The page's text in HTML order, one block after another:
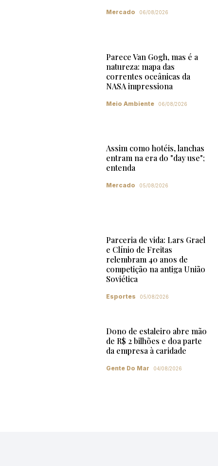
Mercado 06/08/2026
Parece Van Gogh, mas é a
natureza: mapa das
correntes oceânicas da
NASA impressiona
Meio Ambiente 06/08/2026
Assim como hotéis, lanchas
entram na era do "day use";
entenda
Mercado 05/08/2026
Parceria de vida: Lars Grael
e Clínio de Freitas
relembram 40 anos de
competição na antiga União
Soviética
Esportes 05/08/2026
Dono de estaleiro abre mão
de R$ 2 bilhões e doa parte
da empresa à caridade
Gente Do Mar 04/08/2026